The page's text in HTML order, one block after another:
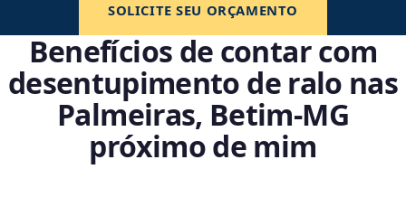
SOLICITE SEU ORÇAMENTO
Benefícios de contar com
desentupimento de ralo nas
Palmeiras, Betim‑MG
próximo de mim